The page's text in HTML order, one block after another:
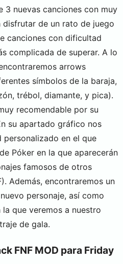
3 nuevas canciones con muy
disfrutar de un rato de juego
canciones con dificultad
complicada de superar. A lo
arrows
símbolos de la baraja,
trébol, diamante, y pica).
recomendable por su
su apartado gráfico nos
en el que
Póker en la que aparecerán
famosos de otros
Además, encontraremos un
personaje, así como
la que veremos a nuestro
de gala.
FNF MOD para Friday